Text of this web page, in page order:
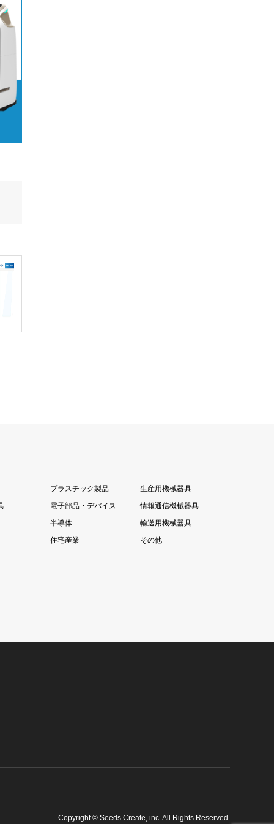
プラスチック製品
生産用機械器具
電子部品・デバイス
情報通信機械器具
半導体
輸送用機械器具
住宅産業
その他
Copyright© Seeds Create, inc. All Rights Reserved.